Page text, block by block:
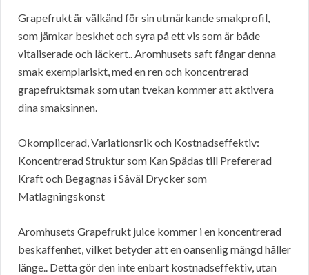
Grapefrukt är välkänd för sin utmärkande smakprofil,
som jämkar beskhet och syra på ett vis som är både
vitaliserade och läckert.. Aromhusets saft fångar denna
smak exemplariskt, med en ren och koncentrerad
grapefruktsmak som utan tvekan kommer att aktivera
dina smaksinnen.
Okomplicerad, Variationsrik och Kostnadseffektiv:
Koncentrerad Struktur som Kan Spädas till Prefererad
Kraft och Begagnas i Såväl Drycker som
Matlagningskonst
Aromhusets Grapefrukt juice kommer i en koncentrerad
beskaffenhet, vilket betyder att en oansenlig mängd håller
länge.. Detta gör den inte enbart kostnadseffektiv, utan